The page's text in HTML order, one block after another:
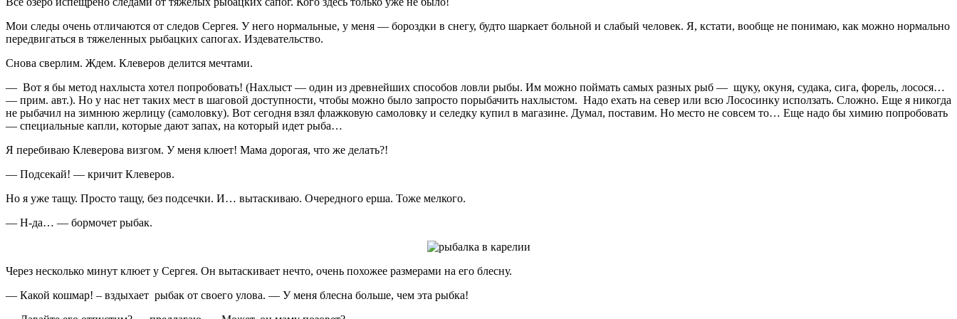
Мои следы очень отличаются от следов Сергея. У него нормальные, у меня — бороздки в снегу, будто шаркает больной и слабый человек. Я, кстати, вообще не понимаю, как можно нормально
передвигаться в тяжеленных рыбацких сапогах. Издевательство.
Снова сверлим. Ждем. Клеверов делится мечтами.
— Вот я бы метод нахлыста хотел попробовать! (Нахлыст — один из древнейших способов ловли рыбы. Им можно поймать самых разных рыб — щуку, окуня, судака, сига, форель, лосося…
— прим. авт.). Но у нас нет таких мест в шаговой доступности, чтобы можно было запросто порыбачить нахлыстом. Надо ехать на север или всю Лососинку исползать. Сложно. Еще я никогда
не рыбачил на зимнюю жерлицу (самоловку). Вот сегодня взял флажковую самоловку и селедку купил в магазине. Думал, поставим. Но место не совсем то… Еще надо бы химию попробовать
— специальные капли, которые дают запах, на который идет рыба…
Я перебиваю Клеверова визгом. У меня клюет! Мама дорогая, что же делать?!
— Подсекай! — кричит Клеверов.
Но я уже тащу. Просто тащу, без подсечки. И… вытаскиваю. Очередного ерша. Тоже мелкого.
— Н-да… — бормочет рыбак.
Через несколько минут клюет у Сергея. Он вытаскивает нечто, очень похожее размерами на его блесну.
— Какой кошмар! – вздыхает рыбак от своего улова. — У меня блесна больше, чем эта рыбка!